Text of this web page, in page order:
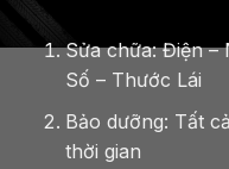
Sửa chữa: Điện –
Số – Thước Lái
Bảo dưỡng: Tất
thời gian
Làm đẹp: Đánh